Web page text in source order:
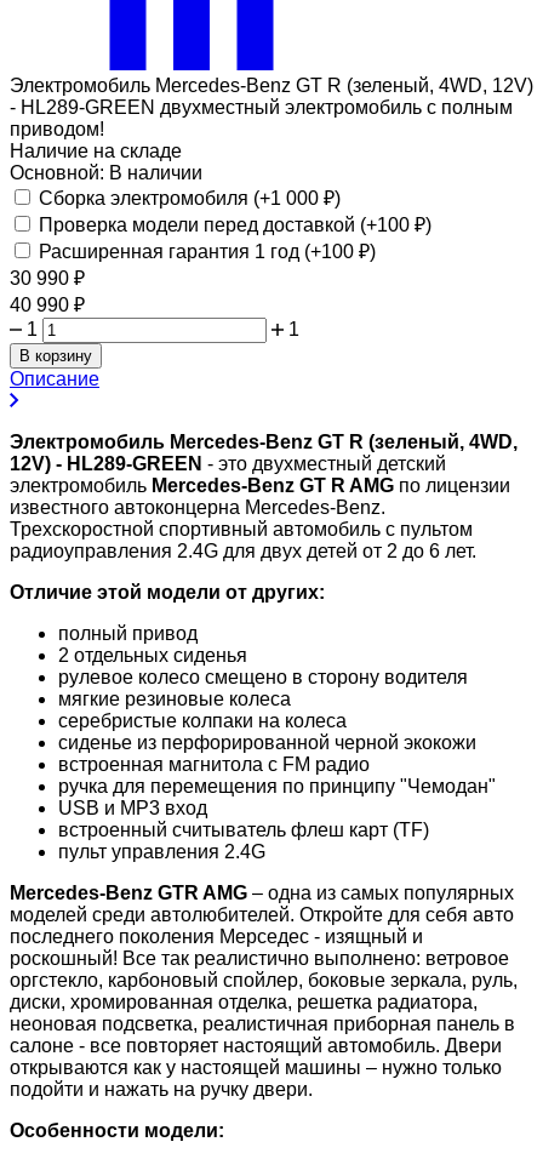
Электромобиль Mercedes-Benz GT R (зеленый, 4WD, 12V)
- HL289-GREEN двухместный электромобиль с полным
приводом!
Наличие на складе
Основной: В наличии
Сборка электромобиля (+1 000 ₽)
Проверка модели перед доставкой (+100 ₽)
Расширенная гарантия 1 год (+100 ₽)
30 990 ₽
40 990 ₽
1
1
В корзину
Описание
Электромобиль Mercedes-Benz GT R (зеленый, 4WD,
12V) - HL289-GREEN - это двухместный детский
электромобиль Mercedes-Benz GT R AMG по лицензии
известного автоконцерна Mercedes-Benz.
Трехскоростной спортивный автомобиль с пультом
радиоуправления 2.4G для двух детей от 2 до 6 лет.
Отличие этой модели от других:
полный привод
2 отдельных сиденья
рулевое колесо смещено в сторону водителя
мягкие резиновые колеса
серебристые колпаки на колеса
сиденье из перфорированной черной экокожи
встроенная магнитола с FM радио
ручка для перемещения по принципу "Чемодан"
USB и MP3 вход
встроенный считыватель флеш карт (TF)
пульт управления 2.4G
Mercedes-Benz GTR AMG – одна из самых популярных
моделей среди автолюбителей. Откройте для себя авто
последнего поколения Мерседес - изящный и
роскошный! Все так реалистично выполнено: ветровое
оргстекло, карбоновый спойлер, боковые зеркала, руль,
диски, хромированная отделка, решетка радиатора,
неоновая подсветка, реалистичная приборная панель в
салоне - все повторяет настоящий автомобиль. Двери
открываются как у настоящей машины – нужно только
подойти и нажать на ручку двери.
Особенности модели: